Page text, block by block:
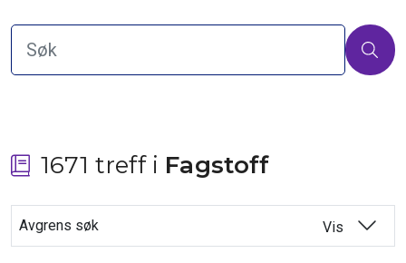
1671 treff i Fagstoff
Avgrens søk Vis